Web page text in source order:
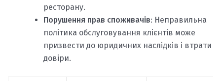
ресторану.
Порушення прав споживачів: Неправильна
політика обслуговування клієнтів може
призвести до юридичних наслідків і втрати
довіри.